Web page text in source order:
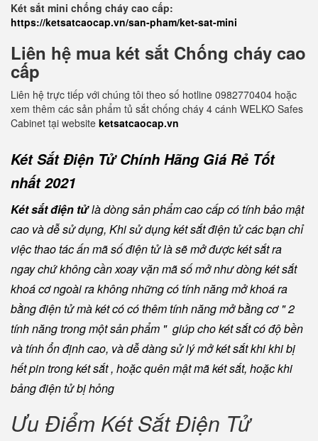
Két sắt mini chống cháy cao cấp:
https://ketsatcaocap.vn/san-pham/ket-sat-mini
Liên hệ mua két sắt Chống cháy cao
cấp
Liên hệ trực tiếp với chúng tôi theo số hotline 0982770404 hoặc
xem thêm các sản phẩm tủ sắt chống cháy 4 cánh WELKO Safes
Cabinet tại website ketsatcaocap.vn
Két Sắt Điện Tử Chính Hãng Giá Rẻ Tốt
nhất 2021
Két sắt điện tửlà dòng sản phẩm cao cấp có tính bảo mật
cao và dễ sử dụng, Khi sử dụng két sắt điện tử các bạn chỉ
việc thao tác ấn mã số điện tử là sẽ mở được két sắt ra
ngay chứ không cần xoay vặn mã số mở như dòng két sắt
khoá cơ ngoài ra không những có tính năng mở khoá ra
bằng điện tử mà két có có thêm tính năng mở bằng cơ " 2
tính năng trong một sản phẩm " giúp cho két sắt có độ bền
và tính ổn định cao, và dễ dàng sử lý mở két sắt khi khi bị
hết pin trong két sắt , hoặc quên mật mã két sắt, hoặc khi
bảng điện tử bị hỏng
Ưu Điểm Két Sắt Điện Tử